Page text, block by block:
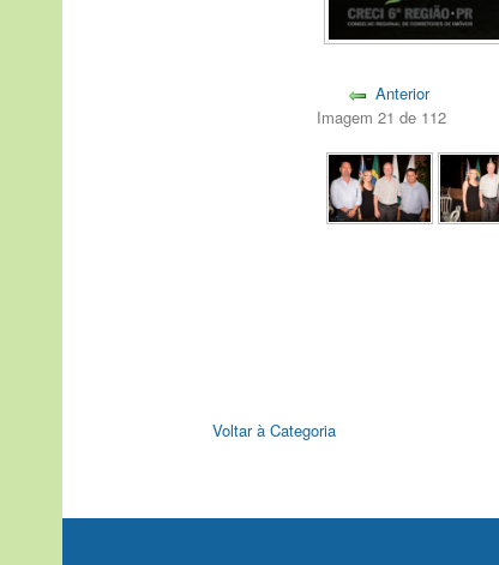
Anterior
Imagem 21 de 112
Voltar à Categoria